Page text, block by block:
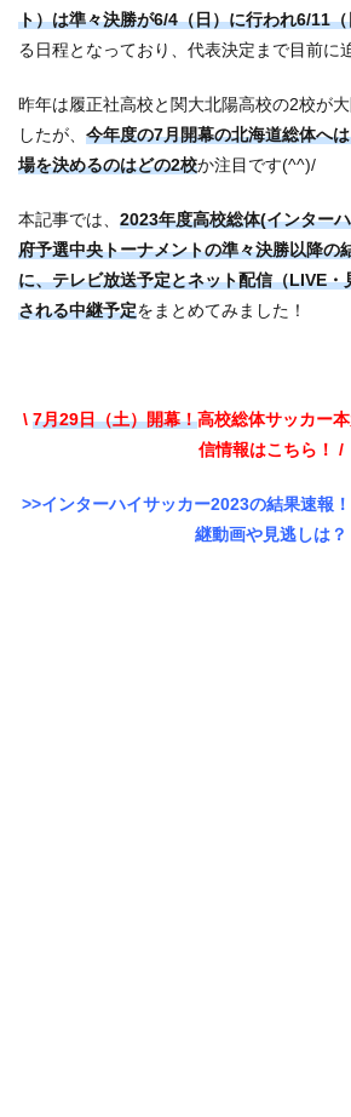
ト）は準々決勝が6/4（日）に行われ6/11
る日程となっており、代表決定まで目前に
昨年は履正社高校と関大北陽高校の2校が
したが、 今年度の7月開幕の北海道総体へ
場を決めるのはどの2校か注目です(^^)/
本記事では、 2023年度高校総体(インター
府予選中央トーナメントの準々決勝以降の
に、テレビ放送予定とネット配信（LIVE・
される中継予定をまとめてみました！
\ 7月29日（土）開幕！高校総体サッカー
信情報はこちら！ /
>>インターハイサッカー2023の結果速報
継動画や見逃しは？